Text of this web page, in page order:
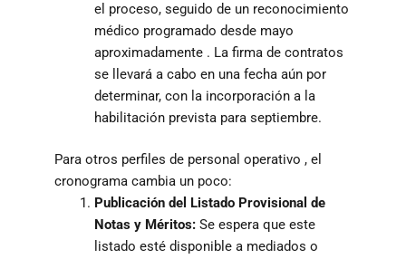
el proceso, seguido de un reconocimiento
médico programado desde mayo
aproximadamente . La firma de contratos
se llevará a cabo en una fecha aún por
determinar, con la incorporación a la
habilitación prevista para septiembre.
Para otros perfiles de personal operativo , el
cronograma cambia un poco:
Publicación del Listado Provisional de
Notas y Méritos:Se espera que este
listado esté disponible a mediados o